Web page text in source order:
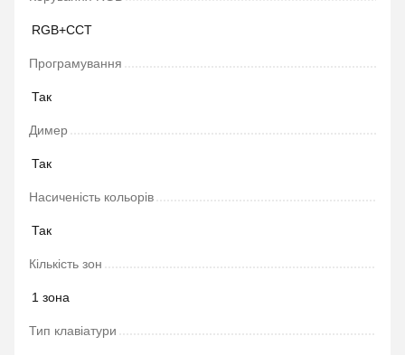
RGB+CCT
Програмування
Так
Димер
Так
Насиченість кольорів
Так
Кількість зон
1 зона
Тип клавіатури